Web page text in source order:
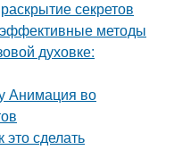
секретов
методы
духовке:
Анимация во
сделать